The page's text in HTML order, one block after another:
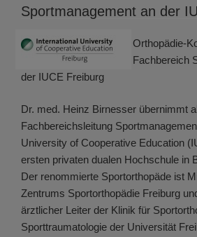
Sportmanagement an der
Orthopädie-
Fachbereich
der IUCE Freiburg
Dr. med. Heinz Birnesser übernimmt
Fachbereichsleitung
University of Cooperative Education
ersten privaten dualen Hochschule in
Der renommierte Sportorthopäde ist
Zentrums Sportorthopädie Freiburg
ärztlicher Leiter der Klinik für
Sporttraumatologie der Universität